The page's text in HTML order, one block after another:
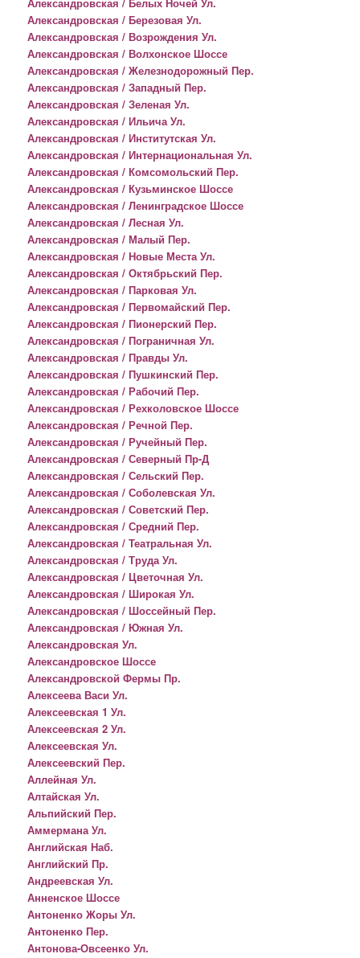
Александровская / Березовая Ул.
Александровская / Возрождения Ул.
Александровская / Волхонское Шоссе
Александровская / Железнодорожный Пер.
Александровская / Западный Пер.
Александровская / Зеленая Ул.
Александровская / Ильича Ул.
Александровская / Институтская Ул.
Александровская / Интернациональная Ул.
Александровская / Комсомольский Пер.
Александровская / Кузьминское Шоссе
Александровская / Ленинградское Шоссе
Александровская / Лесная Ул.
Александровская / Малый Пер.
Александровская / Новые Места Ул.
Александровская / Октябрьский Пер.
Александровская / Парковая Ул.
Александровская / Первомайский Пер.
Александровская / Пионерский Пер.
Александровская / Пограничная Ул.
Александровская / Правды Ул.
Александровская / Пушкинский Пер.
Александровская / Рабочий Пер.
Александровская / Рехколовское Шоссе
Александровская / Речной Пер.
Александровская / Ручейный Пер.
Александровская / Северный Пр-Д
Александровская / Сельский Пер.
Александровская / Соболевская Ул.
Александровская / Советский Пер.
Александровская / Средний Пер.
Александровская / Театральная Ул.
Александровская / Труда Ул.
Александровская / Цветочная Ул.
Александровская / Широкая Ул.
Александровская / Шоссейный Пер.
Александровская / Южная Ул.
Александровская Ул.
Александровское Шоссе
Александровской Фермы Пр.
Алексеева Васи Ул.
Алексеевская 1 Ул.
Алексеевская 2 Ул.
Алексеевская Ул.
Алексеевский Пер.
Аллейная Ул.
Алтайская Ул.
Альпийский Пер.
Аммермана Ул.
Английская Наб.
Английский Пр.
Андреевская Ул.
Анненское Шоссе
Антоненко Жоры Ул.
Антоненко Пер.
Антонова-Овсеенко Ул.